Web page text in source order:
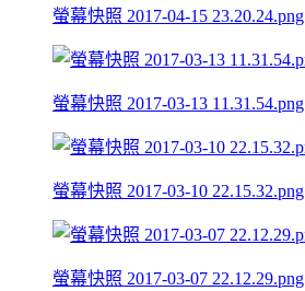
螢幕快照 2017-04-15 23.20.24.png
螢幕快照 2017-03-13 11.31.54.png
螢幕快照 2017-03-10 22.15.32.png
螢幕快照 2017-03-07 22.12.29.png